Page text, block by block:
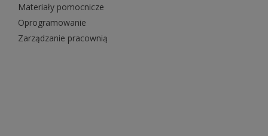
Materiały pomocnicze
Oprogramowanie
Zarządzanie pracownią